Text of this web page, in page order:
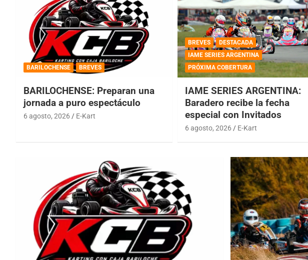
BARILOCHENSE BREVES
BARILOCHENSE: Preparan una
jornada a puro espectáculo
6 agosto, 2026 E-Kart
BREVES
DESTACADA
IAME SERIES ARGENTINA
PRÓXIMA COBERTURA
IAME SERIES ARGENTINA:
Baradero recibe la fecha
especial con Invitados
6 agosto, 2026 E-Kart